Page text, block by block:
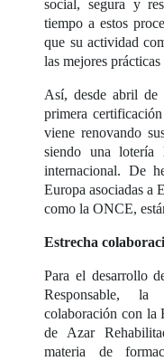
social, segura y
tiempo a estos
que su actividad
las mejores
Así, desde abril de
primera
viene renovando
siendo una
internacional. De
Europa asociadas a
como la ONCE,
Estrecha
Para el desarrollo
Responsable,
colaboración con la
de Azar
materia de